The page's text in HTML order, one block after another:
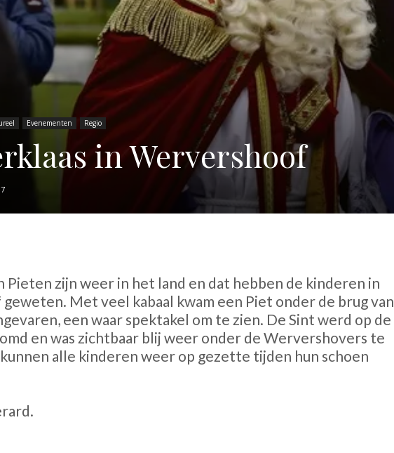
Evenementen Regio
in Wervershoof
Pieten zijn weer in het land en dat hebben de kinderen in
Met veel kabaal kwam een Piet onder de brug van
een waar spektakel om te zien. De Sint werd op de
en was zichtbaar blij weer onder de Wervershovers te
kunnen alle kinderen weer op gezette tijden hun schoen